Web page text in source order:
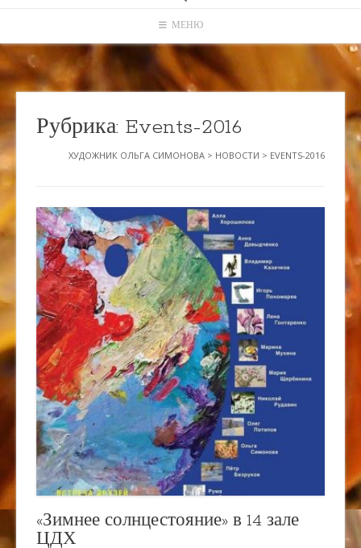
МЕНЮ
Рубрика: Events-2016
ХУДОЖНИК ОЛЬГА СИМОНОВА > НОВОСТИ > EVENTS-2016
«Зимнее солнцестояние» в 14 зале
ЦДХ